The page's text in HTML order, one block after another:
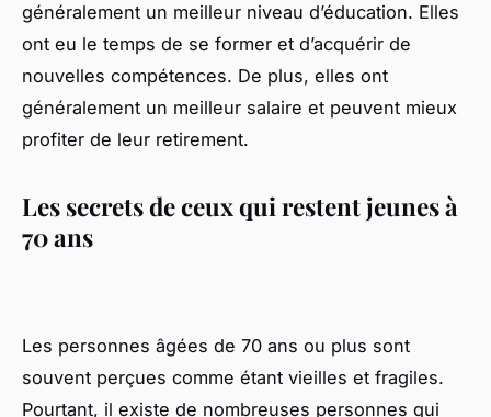
généralement un meilleur niveau d’éducation. Elles
ont eu le temps de se former et d’acquérir de
nouvelles compétences. De plus, elles ont
généralement un meilleur salaire et peuvent mieux
profiter de leur retirement.
Les secrets de ceux qui restent jeunes à
70 ans
Les personnes âgées de 70 ans ou plus sont
souvent perçues comme étant vieilles et fragiles.
Pourtant, il existe de nombreuses personnes qui